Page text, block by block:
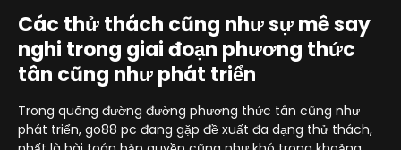
Các thử thách cũng như sự mê say
nghi trong giai đoạn phương thức
tân cũng như phát triển
Trong quãng đường đường phương thức tân cũng như
phát triển, go88 pc đang gặp đề xuất đa dạng thử thách,